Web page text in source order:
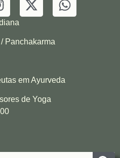
Panchakarma
em Ayurveda
de Yoga